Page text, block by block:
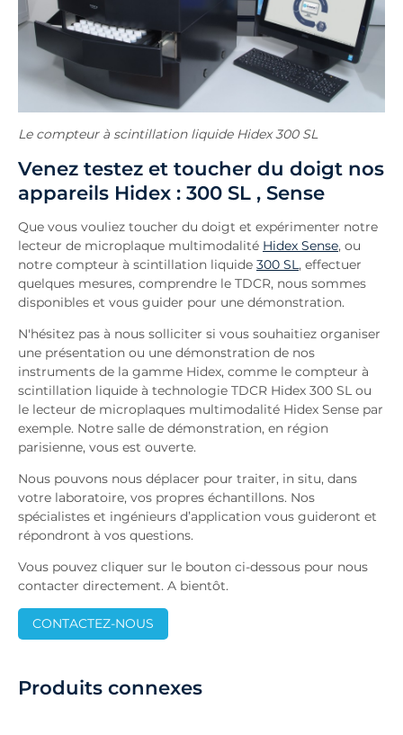
Le compteur à scintillation liquide Hidex 300 SL
Venez testez et toucher du doigt nos
appareils Hidex : 300 SL , Sense
Que vous vouliez toucher du doigt et expérimenter notre
lecteur de microplaque multimodalité Hidex Sense, ou
notre compteur à scintillation liquide 300 SL , effectuer
quelques mesures, comprendre le TDCR, nous sommes
disponibles et vous guider pour une démonstration.
N'hésitez pas à nous solliciter si vous souhaitiez organiser
une présentation ou une démonstration de nos
instruments de la gamme Hidex, comme le compteur à
scintillation liquide à technologie TDCR Hidex 300 SL ou
le lecteur de microplaques multimodalité Hidex Sense par
exemple. Notre salle de démonstration, en région
parisienne, vous est ouverte.
Nous pouvons nous déplacer pour traiter, in situ, dans
votre laboratoire, vos propres échantillons. Nos
spécialistes et ingénieurs d’application vous guideront et
répondront à vos questions.
Vous pouvez cliquer sur le bouton ci-dessous pour nous
contacter directement. A bientôt.
CONTACTEZ-NOUS
Produits connexes